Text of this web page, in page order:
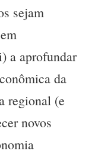
sejam
a aprofundar
da
regional (e
novos